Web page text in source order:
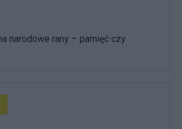
narodowe rany – pamięć czy